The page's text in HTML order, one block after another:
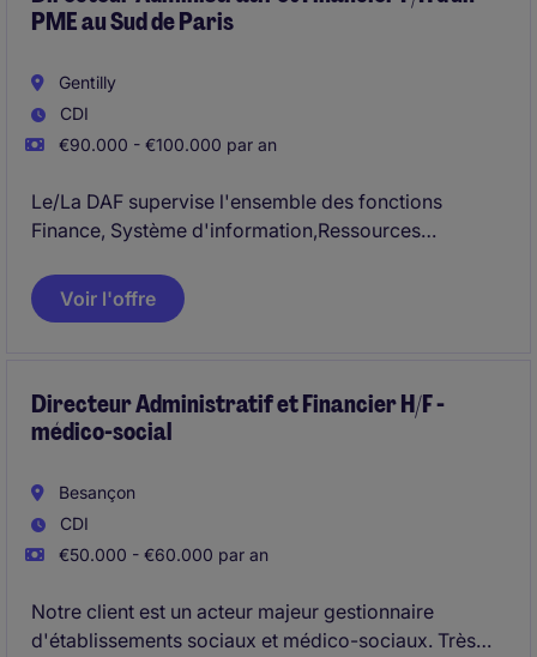
PME au Sud de Paris
Gentilly
CDI
€90.000 - €100.000 par an
Le/La DAF supervise l'ensemble des fonctions
Finance, Système d'information,Ressources
(support) et Services généraux.
Voir l'offre
Directeur Administratif et Financier H/F -
médico-social
Besançon
CDI
€50.000 - €60.000 par an
Notre client est un acteur majeur gestionnaire
d'établissements sociaux et médico-sociaux. Très